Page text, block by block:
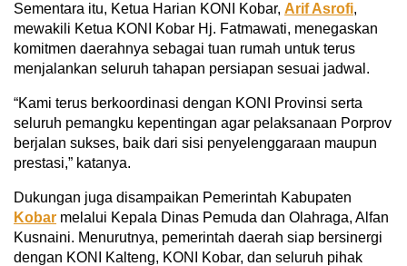
Sementara itu, Ketua Harian KONI Kobar, Arif Asrofi,
mewakili Ketua KONI Kobar Hj. Fatmawati, menegaskan
komitmen daerahnya sebagai tuan rumah untuk terus
menjalankan seluruh tahapan persiapan sesuai jadwal.
“Kami terus berkoordinasi dengan KONI Provinsi serta
seluruh pemangku kepentingan agar pelaksanaan Porprov
berjalan sukses, baik dari sisi penyelenggaraan maupun
prestasi,” katanya.
Dukungan juga disampaikan Pemerintah Kabupaten
Kobar melalui Kepala Dinas Pemuda dan Olahraga, Alfan
Kusnaini. Menurutnya, pemerintah daerah siap bersinergi
dengan KONI Kalteng, KONI Kobar, dan seluruh pihak